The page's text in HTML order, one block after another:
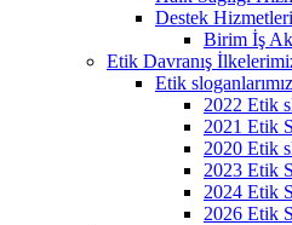
Destek Hizmetleri
Birim İş
Etik Davranış
Etik sloganlarımız
2022 Etik
2021 Etik
2020 Etik
2023 Etik
2024 Etik
2026 Etik